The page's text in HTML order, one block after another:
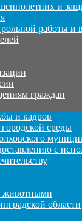
и
работы
граждан
и кадров
среды
с
животными
области